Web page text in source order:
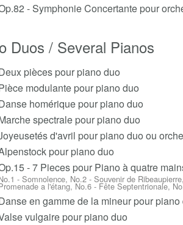
- Symphonie Concertante pour
Duos / Several Pianos
pièces pour piano duo
modulante pour piano duo
homérique pour piano duo
spectrale pour piano duo
d'avril pour piano duo ou
pour piano duo
- 7 Pieces pour Piano à quatre
- Somnolence, No.2 - Souvenir de
a l'étang, No.6 - Fête Septentrionale,
en gamme de la mineur pour piano
vulgaire pour piano duo